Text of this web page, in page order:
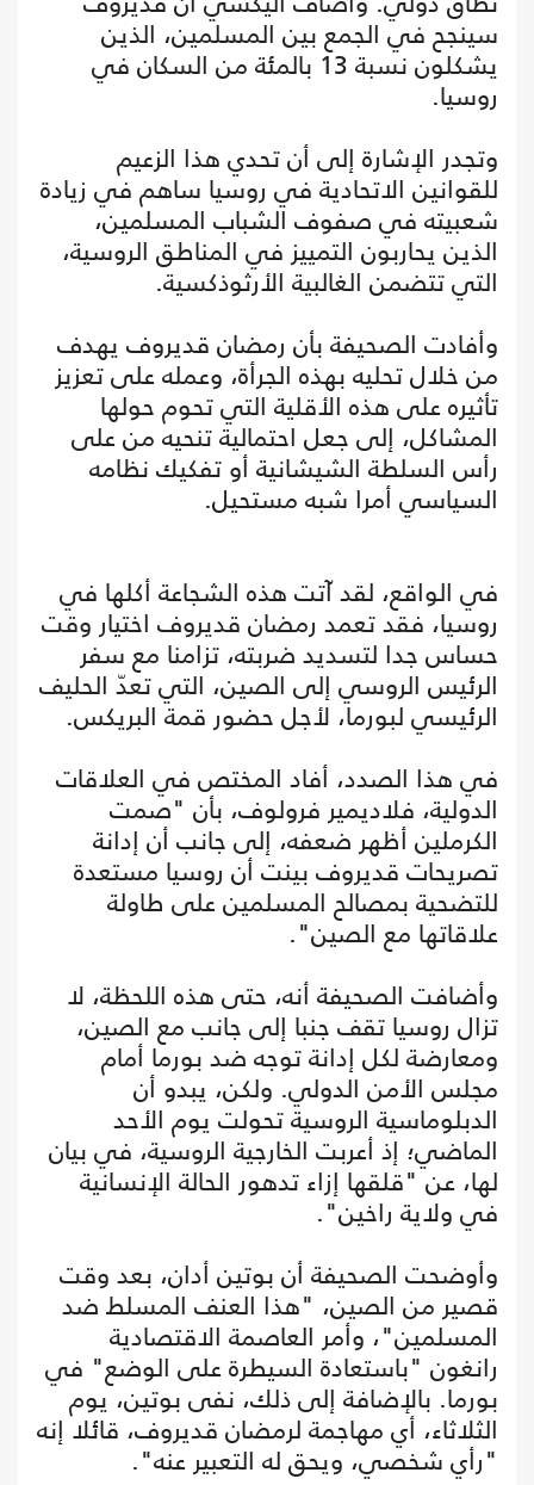
سينجح في الجمع بين المسلمين، الذين
يشكلون نسبة 13 بالمئة من السكان في
روسيا.
وتجدر الإشارة إلى أن تحدي هذا الزعيم
للقوانين الاتحادية في روسيا ساهم في زيادة
شعبيته في صفوف الشباب المسلمين،
الذين يحاربون التمييز في المناطق الروسية،
التي تتضمن الغالبية الأرثوذكسية.
وأفادت الصحيفة بأن رمضان قديروف يهدف
من خلال تحليه بهذه الجرأة، وعمله على تعزيز
تأثيره على هذه الأقلية التي تحوم حولها
المشاكل، إلى جعل احتمالية تنحيه من على
رأس السلطة الشيشانية أو تفكيك نظامه
السياسي أمرا شبه مستحيل.
في الواقع، لقد آتت هذه الشجاعة أكلها في
روسيا، فقد تعمد رمضان قديروف اختيار وقت
حساس جدا لتسديد ضربته، تزامنا مع سفر
الرئيس الروسي إلى الصين، التي تعدّ الحليف
الرئيسي لبورما، لأجل حضور قمة البريكس.
في هذا الصدد، أفاد المختص في العلاقات
الدولية، فلاديمير فرولوف، بأن "صمت
الكرملين أظهر ضعفه، إلى جانب أن إدانة
تصريحات قديروف بينت أن روسيا مستعدة
للتضحية بمصالح المسلمين على طاولة
علاقاتها مع الصين".
وأضافت الصحيفة أنه، حتى هذه اللحظة، لا
تزال روسيا تقف جنبا إلى جانب مع الصين،
ومعارضة لكل إدانة توجه ضد بورما أمام
مجلس الأمن الدولي. ولكن، يبدو أن
الدبلوماسية الروسية تحولت يوم الأحد
الماضي؛ إذ أعربت الخارجية الروسية، في بيان
لها، عن "قلقها إزاء تدهور الحالة الإنسانية
في ولاية راخين".
وأوضحت الصحيفة أن بوتين أدان، بعد وقت
قصير من الصين، "هذا العنف المسلط ضد
المسلمين"، وأمر العاصمة الاقتصادية
رانغون "باستعادة السيطرة على الوضع" في
بورما. بالإضافة إلى ذلك، نفى بوتين، يوم
الثلاثاء، أي مهاجمة لرمضان قديروف، قائلا إنه
"رأي شخصي، ويحق له التعبير عنه".